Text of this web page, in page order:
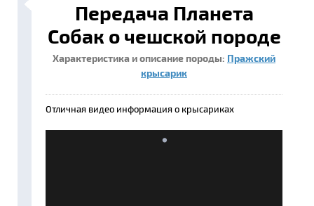
Передача Планета
Собак о чешской породе
Характеристика и описание породы: Пражский
крысарик
Отличная видео информация о крысариках